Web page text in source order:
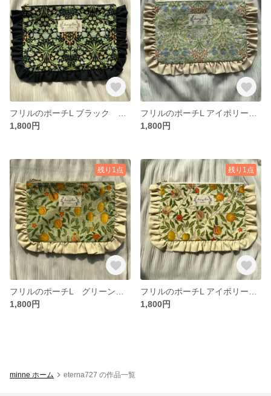
1,800円
1,800円
残り1点
1,800円
残り1点
1,800円
minne ホーム eterna727 の作品一覧